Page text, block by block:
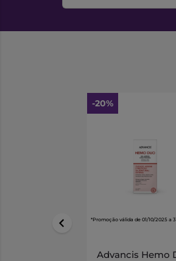
-20%
*Promoção válida de 01/10/2025 a
Advancis Hemo